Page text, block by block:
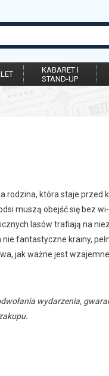
KABARET I
STAND-UP
rodzina, która staje przed
muszą obejść się bez
lasów trafiają na
fantastyczne krainy,
jak ważne jest
wydarzenia,